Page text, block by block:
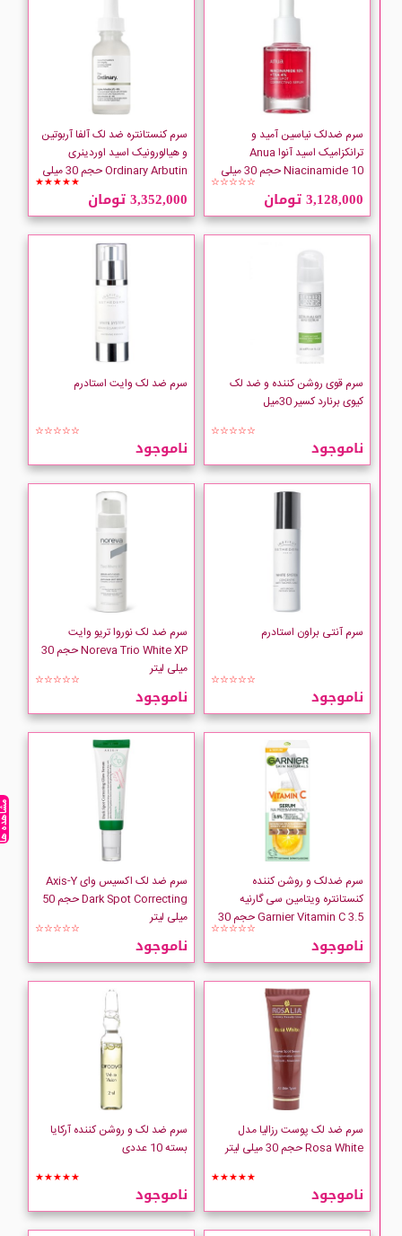
ISNTREE
JUTE
LOREAL
NOREVA
Ordinary
Pharmaceris
ROSALIA
SOTHYS
سرم ضدلک نیاسین آمید و
ترانکزامیک اسید آنوا Anua
Niacinamide 10 حجم 30 میلی
☆☆☆☆☆
3,128,000 تومان
سرم کنستانتره ضد لک آلفا آربوتین
و هیالورونیک اسید اوردینری
Ordinary Arbutin حجم 30 میلی
★★★★★
3,352,000 تومان
سرم قوی روشن کننده و ضد لک
کیوی برنارد کسیر 30میل
☆☆☆☆☆
ناموجود
سرم ضد لک وایت استادرم
☆☆☆☆☆
ناموجود
سرم آنتی براون استادرم
☆☆☆☆☆
ناموجود
سرم ضد لک نوروا تریو وایت
Noreva Trio White XP حجم 30
میلی لیتر
☆☆☆☆☆
ناموجود
سرم ضدلک و روشن کننده
کنستانتره ویتامین سی گارنیه
Garnier Vitamin C 3.5 حجم 30
☆☆☆☆☆
ناموجود
سرم ضد لک اکسیس وای Axis-Y
Dark Spot Correcting حجم 50
میلی لیتر
☆☆☆☆☆
ناموجود
سرم ضد لک پوست رزالیا مدل
Rosa White حجم 30 میلی لیتر
★★★★★
ناموجود
سرم ضد لک و روشن کننده آرکایا
بسته 10 عددی
★★★★★
ناموجود